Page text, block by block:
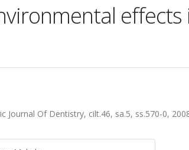
Journal Of Dentistry, cilt.46, sa.5, ss.570-0,